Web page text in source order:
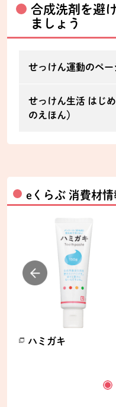
合成洗剤を避
ましょう
せっけん運動のペー
せっけん生活 はじ
のえほん）
eくらぶ 消費材情
ハミガキ